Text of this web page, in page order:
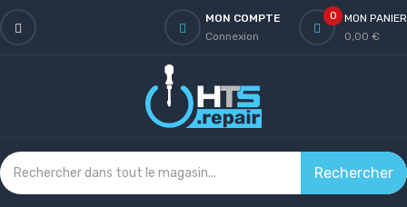
0
MON PANIER
0,00 €
MON COMPTE
Connexion
Rechercher